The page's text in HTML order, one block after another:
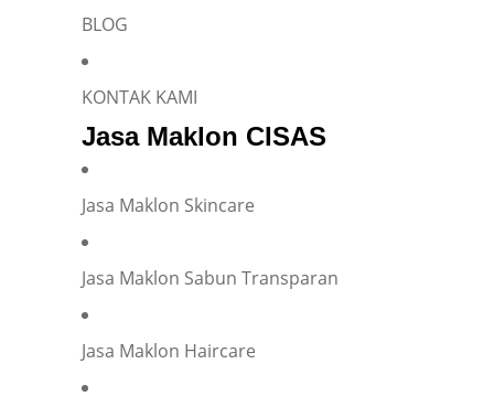
BLOG
KONTAK KAMI
Jasa Maklon CISAS
Jasa Maklon Skincare
Jasa Maklon Sabun Transparan
Jasa Maklon Haircare